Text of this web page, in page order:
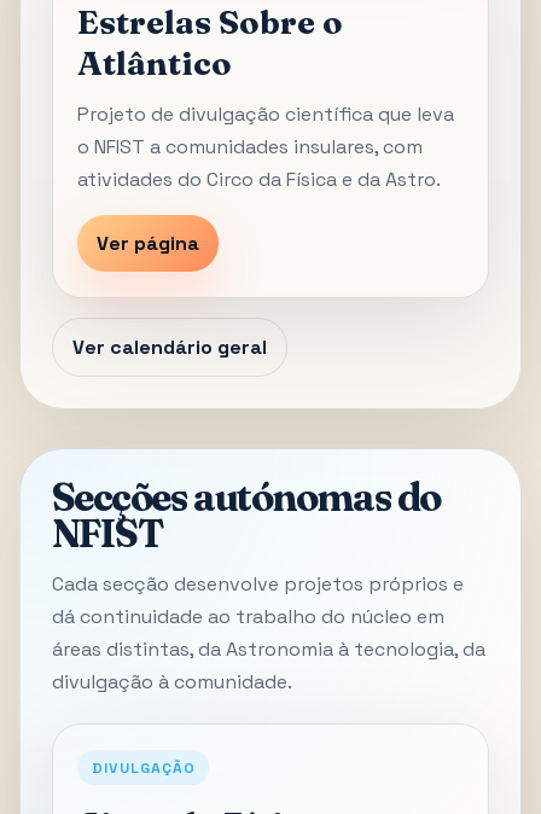
Estrelas Sobre o
Atlântico
Projeto de divulgação científica que leva
o NFIST a comunidades insulares, com
atividades do Circo da Física e da Astro.
Ver página
Ver calendário geral
Secções autónomas do
NFIST
Cada secção desenvolve projetos próprios e
dá continuidade ao trabalho do núcleo em
áreas distintas, da Astronomia à tecnologia, da
divulgação à comunidade.
DIVULGAÇÃO